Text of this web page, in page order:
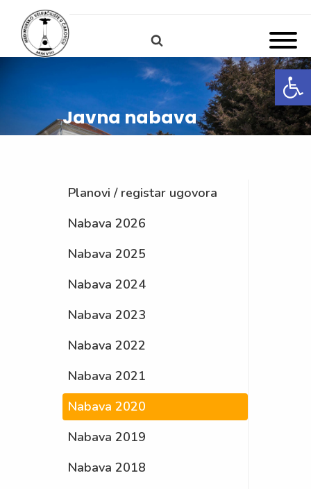
Javna nabava
Planovi / registar ugovora
Nabava 2026
Nabava 2025
Nabava 2024
Nabava 2023
Nabava 2022
Nabava 2021
Nabava 2020
Nabava 2019
Nabava 2018